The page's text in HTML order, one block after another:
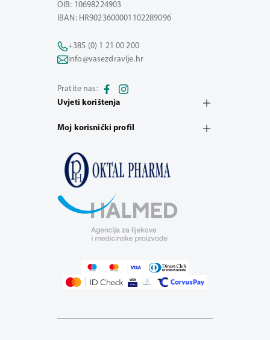
OIB: 10698224903
IBAN: HR9023600001102289096
+385 (0) 1 21 00 200
info@vasezdravlje.hr
Pratite nas:
Uvjeti korištenja
Moj korisnički profil